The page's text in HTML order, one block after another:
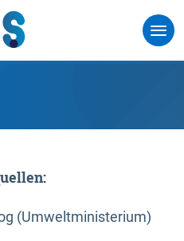
(Umweltministerium)